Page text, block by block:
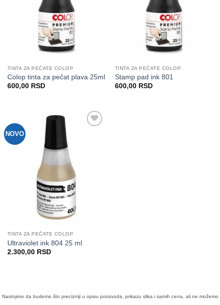
TINTA ZA PEČATE COLOP
Colop tinta za pečat plava 25ml
600,00 RSD
TINTA ZA PEČATE COLOP
Stamp pad ink 801
600,00 RSD
NOVO
TINTA ZA PEČATE COLOP
Ultraviolet ink 804 25 ml
2.300,00 RSD
Nastojimo da budemo što precizniji u opisu proizvoda, prikazu slika i samih cena, ali ne možemo